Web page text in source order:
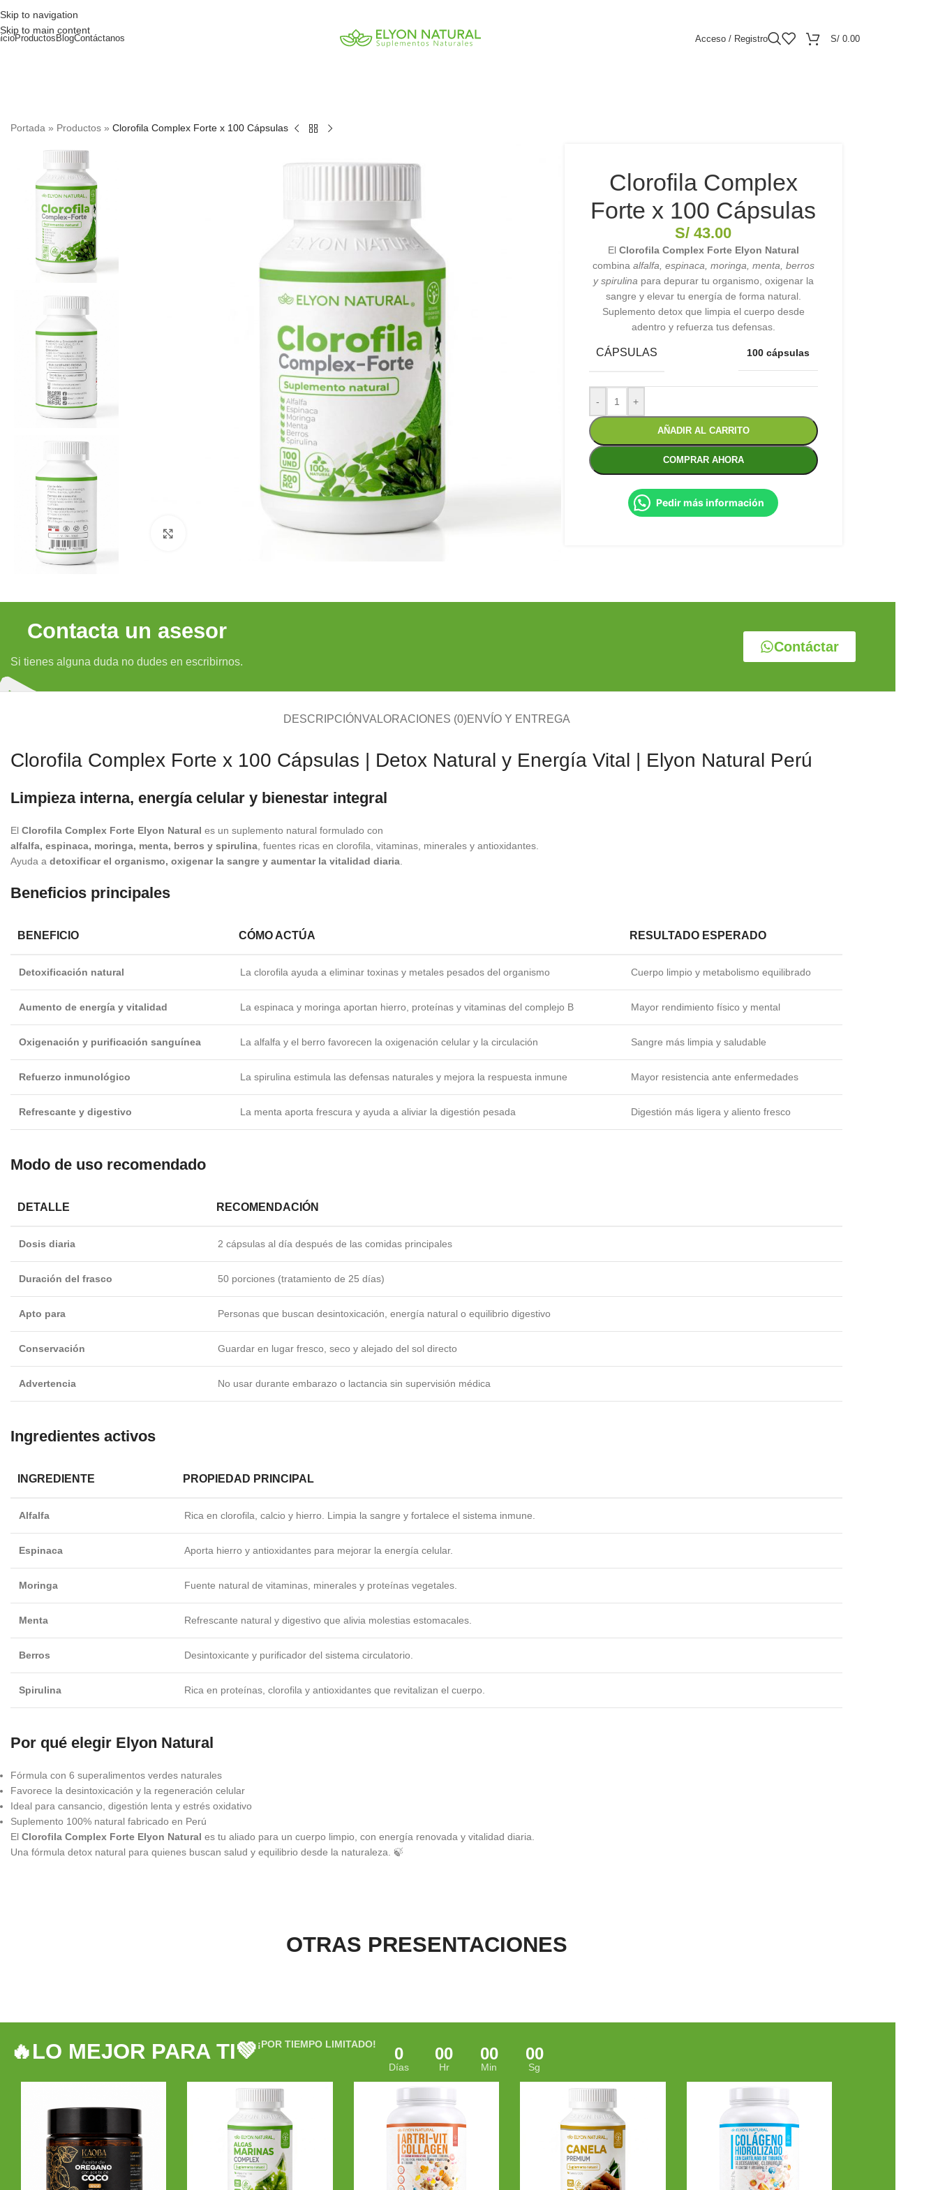
Skip to navigation
Skip to main content
Productos BlogContáctanos Acceso / Registro S/ 0.00
Portada » Productos » Clorofila Complex Forte x 100 Cápsulas
Clorofila Complex
Forte x 100 Cápsulas
S/ 43.00
El Clorofila Complex Forte Elyon Natural
combina alfalfa, espinaca, moringa, menta, berros
y spirulina para depurar tu organismo, oxigenar la
sangre y elevar tu energía de forma natural.
Suplemento detox que limpia el cuerpo desde
adentro y refuerza tus defensas.
CÁPSULAS 100 cápsulas
- +
AÑADIR AL CARRITO
COMPRAR AHORA
Pedir más información
Contáctar
Contacta un asesor
Si tienes alguna duda no dudes en escribirnos.
DESCRIPCIÓNVALORACIONES (0)ENVÍO Y ENTREGA
Clorofila Complex Forte x 100 Cápsulas | Detox Natural y Energía Vital | Elyon Natural Perú
Limpieza interna, energía celular y bienestar integral
El Clorofila Complex Forte Elyon Natural es un suplemento natural formulado con
alfalfa, espinaca, moringa, menta, berros y spirulina , fuentes ricas en clorofila, vitaminas, minerales y antioxidantes.
Ayuda a detoxificar el organismo, oxigenar la sangre y aumentar la vitalidad diaria
Beneficios principales
BENEFICIO CÓMO ACTÚA RESULTADO ESPERADO
Detoxificación natural La clorofila ayuda a eliminar toxinas y metales pesados del organismo Cuerpo limpio y metabolismo equilibrado
Aumento de energía y vitalidad La espinaca y moringa aportan hierro, proteínas y vitaminas del complejo B Mayor rendimiento físico y mental
Oxigenación y purificación sanguínea La alfalfa y el berro favorecen la oxigenación celular y la circulación Sangre más limpia y saludable
Refuerzo inmunológico La spirulina estimula las defensas naturales y mejora la respuesta inmune Mayor resistencia ante enfermedades
Refrescante y digestivo La menta aporta frescura y ayuda a aliviar la digestión pesada Digestión más ligera y aliento fresco
Modo de uso recomendado
DETALLE RECOMENDACIÓN
Dosis diaria 2 cápsulas al día después de las comidas principales
Duración del frasco 50 porciones (tratamiento de 25 días)
Apto para Personas que buscan desintoxicación, energía natural o equilibrio digestivo
Conservación Guardar en lugar fresco, seco y alejado del sol directo
Advertencia No usar durante embarazo o lactancia sin supervisión médica
Ingredientes activos
INGREDIENTE PROPIEDAD PRINCIPAL
Alfalfa Rica en clorofila, calcio y hierro. Limpia la sangre y fortalece el sistema inmune.
Espinaca Aporta hierro y antioxidantes para mejorar la energía celular.
Moringa Fuente natural de vitaminas, minerales y proteínas vegetales.
Menta Refrescante natural y digestivo que alivia molestias estomacales.
Berros Desintoxicante y purificador del sistema circulatorio.
Spirulina Rica en proteínas, clorofila y antioxidantes que revitalizan el cuerpo.
Por qué elegir Elyon Natural
Fórmula con 6 superalimentos verdes naturales
Favorece la desintoxicación y la regeneración celular
Ideal para cansancio, digestión lenta y estrés oxidativo
Suplemento 100% natural fabricado en Perú
El Clorofila Complex Forte Elyon Natural es tu aliado para un cuerpo limpio, con energía renovada y vitalidad diaria.
Una fórmula detox natural para quienes buscan salud y equilibrio desde la naturaleza. 🍃
OTRAS PRESENTACIONES
🔥LO MEJOR PARA TI💚¡POR TIEMPO LIMITADO!
0
Días
00
Hr
00
Min
00
Sg